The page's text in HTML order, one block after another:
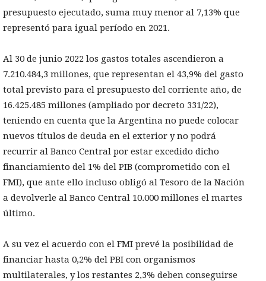
presupuesto ejecutado, suma muy menor al 7,13% que
representó para igual período en 2021.
Al 30 de junio 2022 los gastos totales ascendieron a
7.210.484,3 millones, que representan el 43,9% del gasto
total previsto para el presupuesto del corriente año, de
16.425.485 millones (ampliado por decreto 331/22),
teniendo en cuenta que la Argentina no puede colocar
nuevos títulos de deuda en el exterior y no podrá
recurrir al Banco Central por estar excedido dicho
financiamiento del 1% del PIB (comprometido con el
FMI), que ante ello incluso obligó al Tesoro de la Nación
a devolverle al Banco Central 10.000 millones el martes
último.
A su vez el acuerdo con el FMI prevé la posibilidad de
financiar hasta 0,2% del PBI con organismos
multilaterales, y los restantes 2,3% deben conseguirse